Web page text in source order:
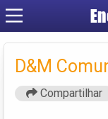
D&M
Compartilhar